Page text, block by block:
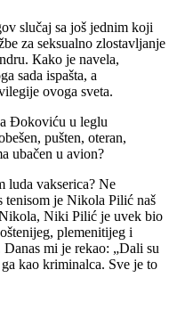
slučaj sa još jednim koji
za seksualno zlostavljanje
Кako je navela,
sada ispašta, a
ovoga sveta.
Đokoviću u leglu
pušten, oteran,
ubačen u avion?
luda vakserica? Ne
tenisom je Nikola Pilić naš
Niki Pilić je uvek bio
plemenitijeg i
mi je rekao: „Dali su
kao kriminalca. Sve je to